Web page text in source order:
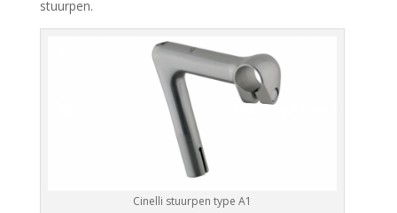
stuurpen.
Cinelli stuurpen type A1